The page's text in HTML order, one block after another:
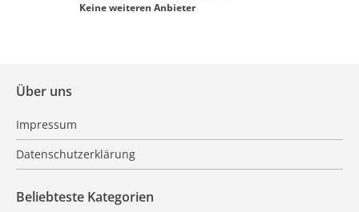
Keine weiteren Anbieter
Über uns
Impressum
Datenschutzerklärung
Beliebteste Kategorien